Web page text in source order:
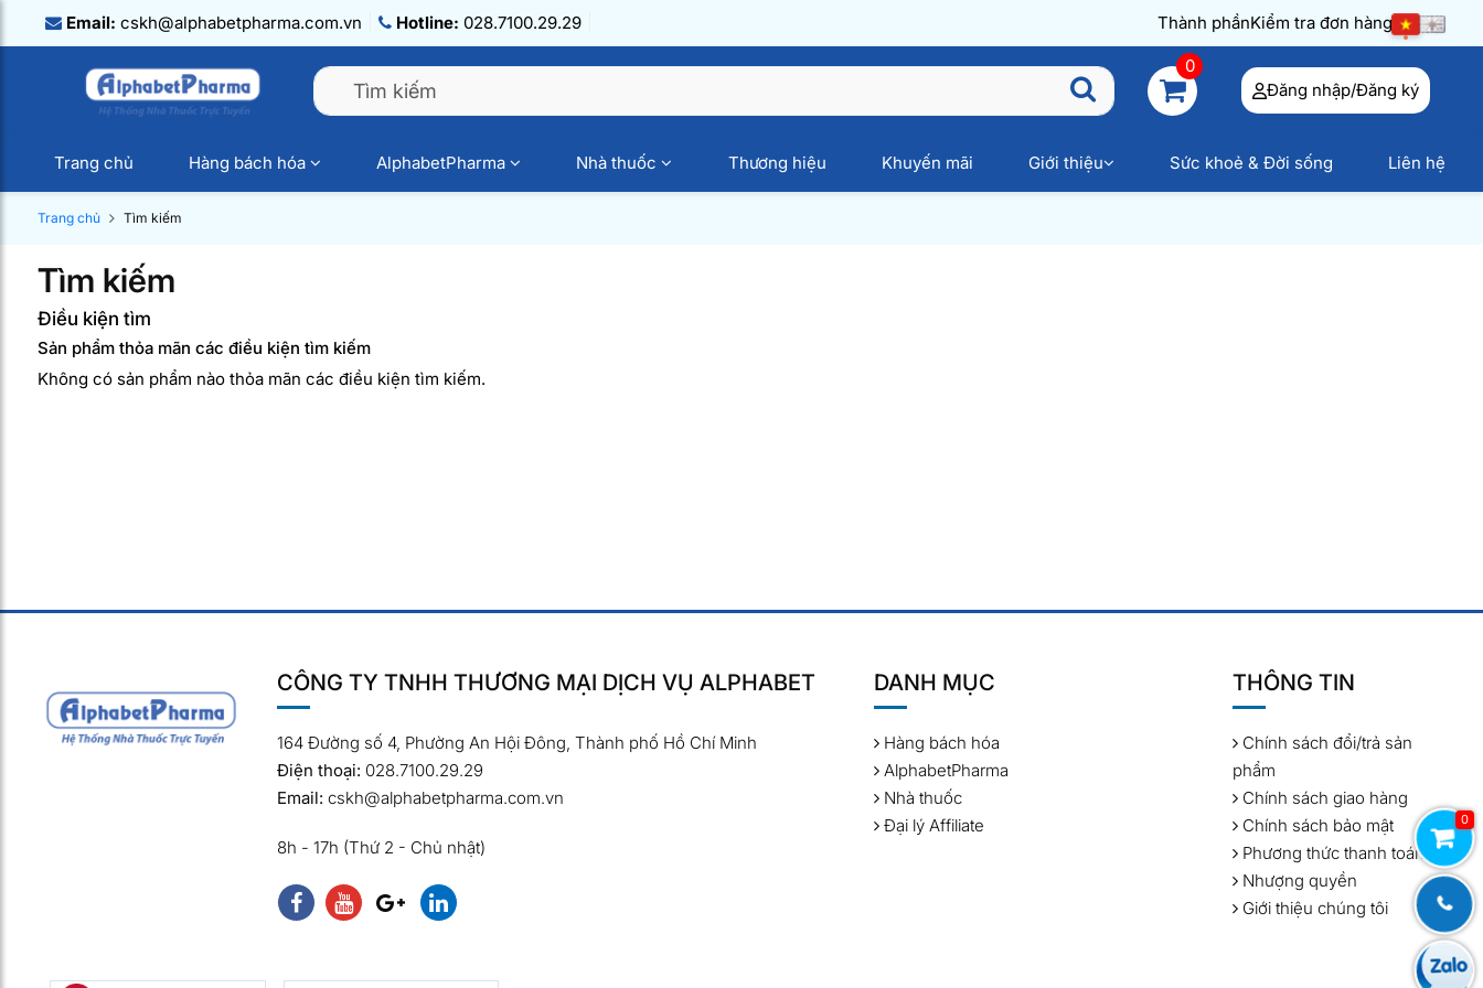
Email: cskh@alphabetpharma.com.vn Hotline: 028.7100.29.29 Thành phầnKiểm tra đơn hàng
0
Đăng nhập/Đăng ký
Trang chủ Hàng bách hóa AlphabetPharma Nhà thuốc Thương hiệu Khuyến mãi Giới thiệu Sức khoẻ & Đời sống Liên hệ
Trang chủ Tìm kiếm
Tìm kiếm
Điều kiện tìm
Sản phẩm thỏa mãn các điều kiện tìm kiếm
Không có sản phẩm nào thỏa mãn các điều kiện tìm kiếm.
CÔNG TY TNHH THƯƠNG MẠI DỊCH VỤ ALPHABET
164 Đường số 4, Phường An Hội Đông, Thành phố Hồ Chí Minh
Điện thoại: 028.7100.29.29
Email: cskh@alphabetpharma.com.vn
8h - 17h (Thứ 2 - Chủ nhật)
DANH MỤC
Hàng bách hóa
AlphabetPharma
Nhà thuốc
Đại lý Affiliate
THÔNG TIN
Chính sách đổi/trả sản
phẩm
Chính sách giao hàng
Chính sách bảo mật
Phương thức thanh toán
Nhượng quyền
Giới thiệu chúng tôi
0